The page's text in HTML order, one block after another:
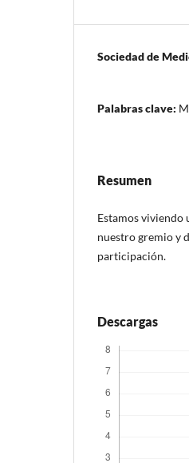
Sociedad de
Palabras clave:
Resumen
Estamos
nuestro gremio y
participación.
Descargas